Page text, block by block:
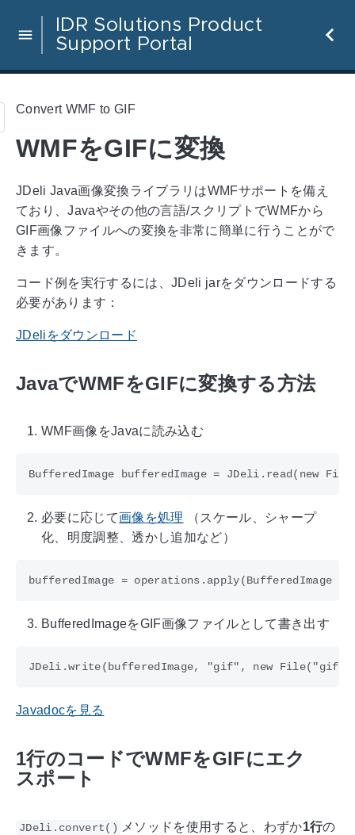
IDR Solutions Product
Support Portal
Convert WMF to GIF
WMFをGIFに変換
JDeli Java画像変換ライブラリはWMFサポートを備え
ており、Javaやその他の言語/スクリプトでWMFから
GIF画像ファイルへの変換を非常に簡単に行うことがで
きます。
コード例を実行するには、JDeli jarをダウンロードする
必要があります：
JDeliをダウンロード
JavaでWMFをGIFに変換する方法
WMF画像をJavaに読み込む
必要に応じて画像を処理 （スケール、シャープ
化、明度調整、透かし追加など）
BufferedImageをGIF画像ファイルとして書き出す
Javadocを見る
1行のコードでWMFをGIFにエク
スポート
JDeli.convert() メソッドを使用すると、わずか1行の